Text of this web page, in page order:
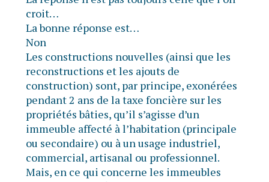
croit…
La bonne réponse est…
Non
Les constructions nouvelles (ainsi que les
reconstructions et les ajouts de
construction) sont, par principe, exonérées
pendant 2 ans de la taxe foncière sur les
propriétés bâties, qu’il s’agisse d’un
immeuble affecté à l’habitation (principale
ou secondaire) ou à un usage industriel,
commercial, artisanal ou professionnel.
Mais, en ce qui concerne les immeubles